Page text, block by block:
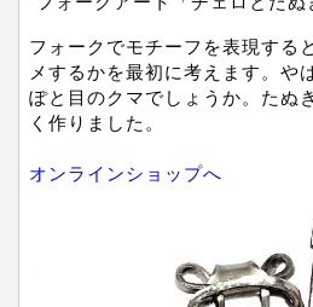
フォークでモチーフを表現する
メするかを最初に考えます。や
ぽと目のクマでしょうか。たぬ
く作りました。
オンラインショップへ